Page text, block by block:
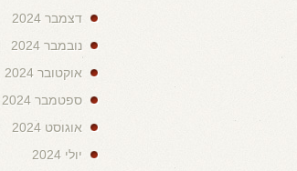
דצמבר 2024
נובמבר 2024
אוקטובר 2024
ספטמבר 2024
אוגוסט 2024
יולי 2024